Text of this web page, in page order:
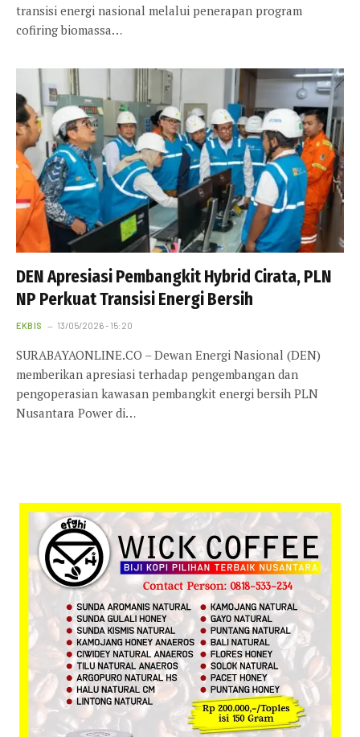
transisi energi nasional melalui penerapan program
cofiring biomassa…
DEN Apresiasi Pembangkit Hybrid Cirata, PLN
NP Perkuat Transisi Energi Bersih
EKBIS 13/05/2026 - 15:20
SURABAYAONLINE.CO – Dewan Energi Nasional (DEN)
memberikan apresiasi terhadap pengembangan dan
pengoperasian kawasan pembangkit energi bersih PLN
Nusantara Power di…